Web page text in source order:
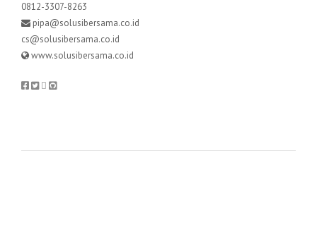
0812-3307-8263
pipa@solusibersama.co.id
cs@solusibersama.co.id
www.solusibersama.co.id